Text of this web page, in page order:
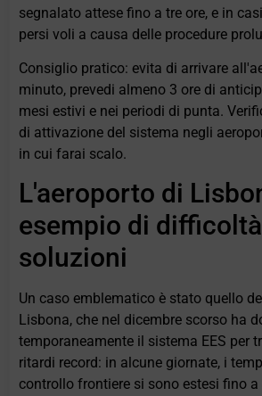
segnalato attese fino a tre ore, e in
persi voli a causa delle procedure
Consiglio pratico: evita di arrivare
minuto, prevedi almeno 3 ore di
mesi estivi e nei periodi di punta.
di attivazione del sistema negli
in cui farai scalo.
L'aeroporto di
esempio di
soluzioni
Un caso emblematico è stato quello
Lisbona, che nel dicembre scorso ha
temporaneamente il sistema EES per
ritardi record: in alcune giornate, i
controllo frontiere si sono estesi fino a